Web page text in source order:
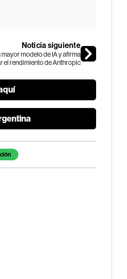
Noticia siguiente
modelo de IA y afirma
el rendimiento de Anthropic